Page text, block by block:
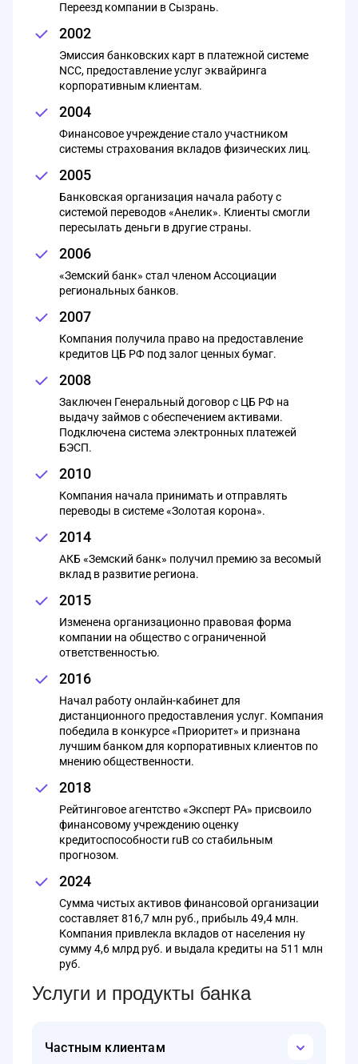
Переезд компании в Сызрань.
2002
Эмиссия банковских карт в платежной системе
NCC, предоставление услуг эквайринга
корпоративным клиентам.
2004
Финансовое учреждение стало участником
системы страхования вкладов физических лиц.
2005
Банковская организация начала работу с
системой переводов «Анелик». Клиенты смогли
пересылать деньги в другие страны.
2006
«Земский банк» стал членом Ассоциации
региональных банков.
2007
Компания получила право на предоставление
кредитов ЦБ РФ под залог ценных бумаг.
2008
Заключен Генеральный договор с ЦБ РФ на
выдачу займов с обеспечением активами.
Подключена система электронных платежей
БЭСП.
2010
Компания начала принимать и отправлять
переводы в системе «Золотая корона».
2014
АКБ «Земский банк» получил премию за весомый
вклад в развитие региона.
2015
Изменена организационно правовая форма
компании на общество с ограниченной
ответственностью.
2016
Начал работу онлайн-кабинет для
дистанционного предоставления услуг. Компания
победила в конкурсе «Приоритет» и признана
лучшим банком для корпоративных клиентов по
мнению общественности.
2018
Рейтинговое агентство «Эксперт РА» присвоило
финансовому учреждению оценку
кредитоспособности ruB со стабильным
прогнозом.
2024
Сумма чистых активов финансовой организации
составляет 816,7 млн руб., прибыль 49,4 млн.
Компания привлекла вкладов от населения ну
сумму 4,6 млрд руб. и выдала кредиты на 511 млн
руб.
Услуги и продукты банка
Частным клиентам